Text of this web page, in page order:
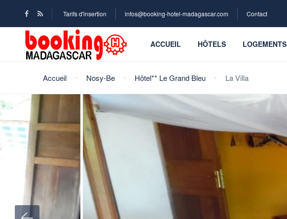
Tarifs d'insertion infos@booking-hotel-madagascar.com Contact
ACCUEIL HÔTELS LOGEMENTS
Accueil Nosy-Be Hôtel** Le Grand Bleu La Villa